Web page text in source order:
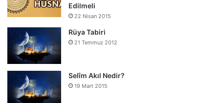
Edilmeli
22 Nisan 2015
Rüya Tabiri
21 Temmuz 2012
Selîm Akıl Nedir?
19 Mart 2015